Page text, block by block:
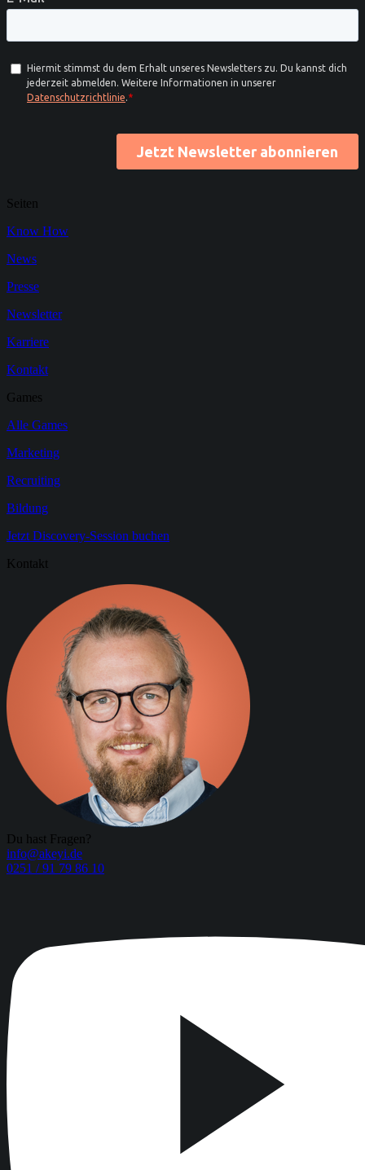
Seiten
Know How
News
Presse
Newsletter
Karriere
Kontakt
Games
Alle Games
Marketing
Recruiting
Bildung
Jetzt Discovery-Session buchen
Kontakt
Du hast Fragen?
info@akeyi.de
0251 / 91 79 86 10